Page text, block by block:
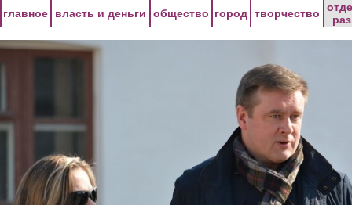
главное власть и деньги общество город творчество